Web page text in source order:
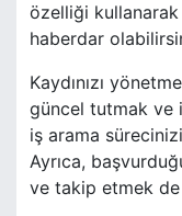
özelliği kullanarak
haberdar
Kaydınızı
güncel tutmak ve
iş arama
Ayrıca,
ve takip etmek